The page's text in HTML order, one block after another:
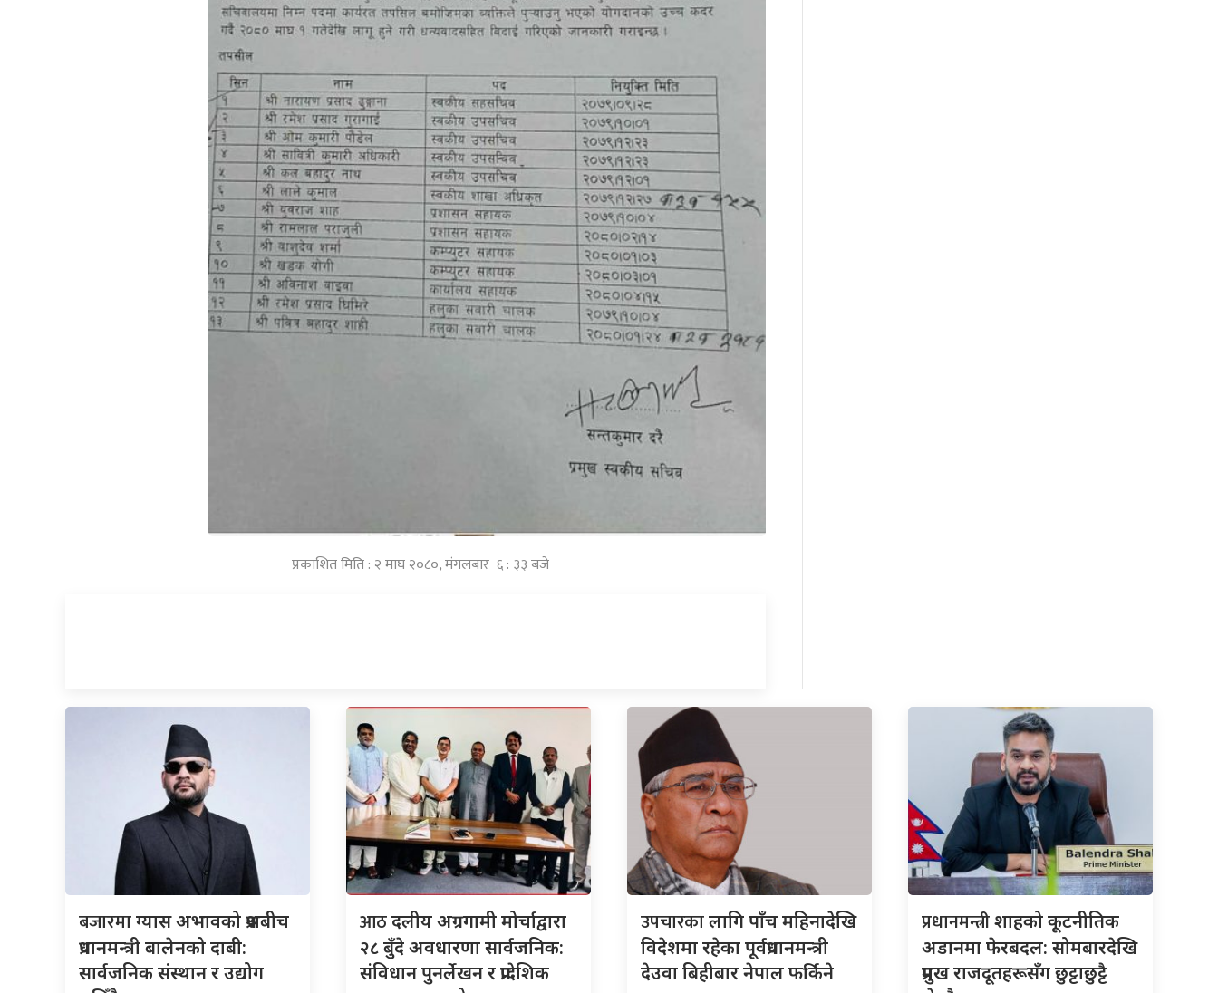
प्रकाशित मिति : २ माघ २०८०, मंगलबार ६ : ३३ बजे
बजारमाग्यास अभावको प्रश्नबीच
प्रधानमन्त्री बालेनको दाबी:
सार्वजनिक संस्थान र उद्योग
आठदलीय अग्रगामी मोर्चाद्वारा
२८ बुँदे अवधारणा सार्वजनिक:
संविधान पुनर्लेखन र प्रादेशिक
उपचारकालागि पाँच महिनादेखि
विदेशमा रहेका पूर्वप्रधानमन्त्री
देउवा बिहीबार नेपाल फर्किने
प्रधानमन्त्रीशाहको कूटनीतिक
अडानमा फेरबदल: सोमबारदेखि
प्रमुख राजदूतहरूसँग छुट्टाछुट्टै